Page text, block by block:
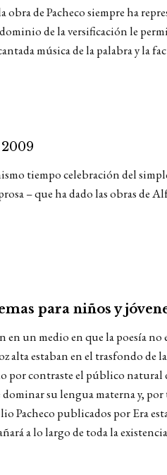
obra de Pacheco siempre ha
de la versificación le
música de la palabra y la
2009
tiempo celebración del
– que ha dado las obras de
para niños y
en un medio en que la poesía
alta estaban en el trasfondo de
por contraste el público natural
dominar su lengua materna y,
Pacheco publicados por Era
a lo largo de toda la